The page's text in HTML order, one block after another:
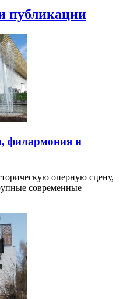
публикации
филармония и
оперную сцену,
современные